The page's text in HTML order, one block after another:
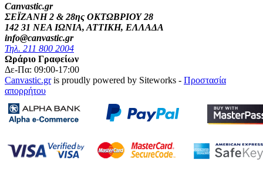
Canvastic.gr
ΣΕΪΖΑΝΗ 2 & 28ης ΟΚΤΩΒΡΙΟΥ 28
142 31 ΝΕΑ ΙΩΝΙΑ, ΑΤΤΙΚΗ, ΕΛΛΑΔΑ
info@canvastic.gr
Τηλ. 211 800 2004
Ωράριο Γραφείων
Δε-Πα: 09:00-17:00
Canvastic.gris proudly powered by Siteworks - Προστασία
απορρήτου